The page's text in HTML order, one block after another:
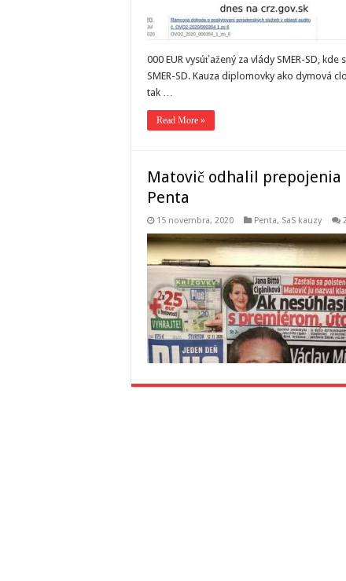
000 EUR vysúťažený za vlády SMER-SD,
SMER-SD. Kauza diplomovky ako dymová
tak …
Read More »
Matovič odhalil prepojenia
Penta
15 novembra, 2020 Penta, SaS kauzy 2